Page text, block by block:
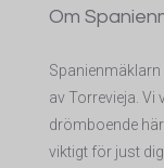
Om
av Torrevieja. Vi
drömboende
viktigt för just